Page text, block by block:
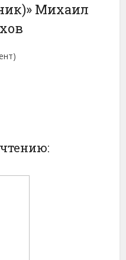
Михаил